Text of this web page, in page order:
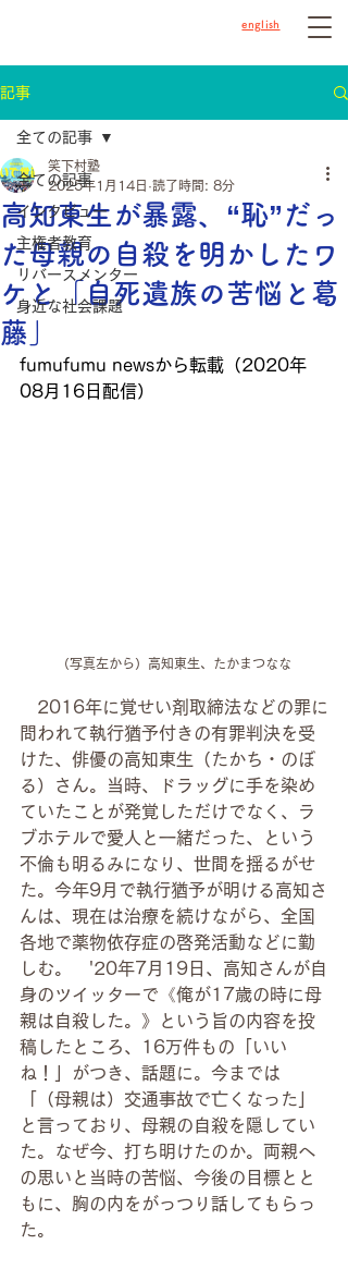
english
記事
全ての記事
インタビュー
主権者教育
リバースメンター
身近な社会課題
全ての記事
高知東生が暴露、“恥”だっ
た母親の自殺を明かしたワ
ケと「自死遺族の苦悩と葛
藤」
笑下村塾
2025年1月14日 読了時間: 8分
fumufumu newsから転載 （2020年
08月16日配信）
（写真左から）高知東生、たかまつなな
2016年に覚せい剤取締法などの罪に
問われて執行猶予付きの有罪判決を受
けた、俳優の高知東生（たかち・のぼ
る）さん。当時、ドラッグに手を染め
ていたことが発覚しただけでなく、ラ
ブホテルで愛人と一緒だった、という
不倫も明るみになり、世間を揺るがせ
た。今年9月で執行猶予が明ける高知さ
んは、現在は治療を続けながら、全国
各地で薬物依存症の啓発活動などに勤
しむ。　'20年7月19日、高知さんが自
身のツイッターで《俺が17歳の時に母
親は自殺した。》という旨の内容を投
稿したところ、16万件もの「いい
ね！」がつき、話題に。今までは
「（母親は）交通事故で亡くなった」
と言っており、母親の自殺を隠してい
た。なぜ今、打ち明けたのか。両親へ
の思いと当時の苦悩、今後の目標とと
もに、胸の内をがっつり話してもらっ
た。